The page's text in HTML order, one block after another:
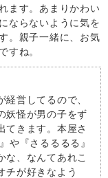
ます。あまりかわい
ならないように気を
。親子一緒に、お気
すね。
営してるので、
妖怪が男の子をず
てきます。本屋さ
や『さるるるる』
な、なんてあれこ
チが好きなよう